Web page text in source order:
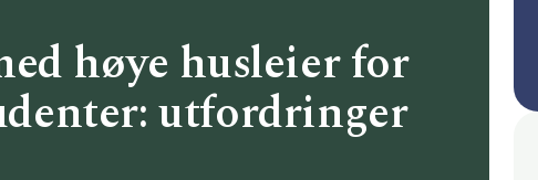
høye husleier for
utfordringer